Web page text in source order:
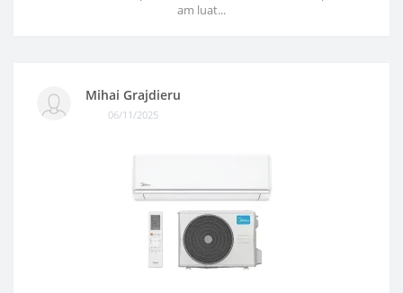
am luat...
Mihai Grajdieru
06/11/2025